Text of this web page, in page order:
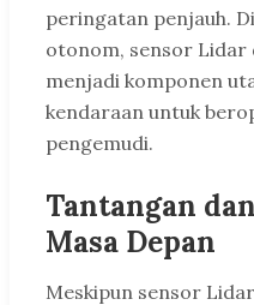
peringatan penjauh.
otonom, sensor Lidar
menjadi komponen
kendaraan untuk
pengemudi.
Tantangan
Masa Depan
Meskipun sensor